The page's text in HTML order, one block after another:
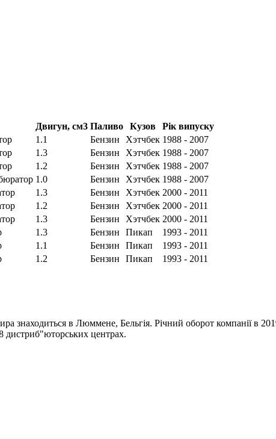
Двигун, см3 Паливо Кузов
Рік випуску
1.1 Бензин Хэтчбек 1988 - 2007
1.3 Бензин Хэтчбек 1988 - 2007
1.2 Бензин Хэтчбек 1988 - 2007
1.0 Бензин Хэтчбек 1988 - 2007
1.3 Бензин Хэтчбек 2000 - 2011
1.2 Бензин Хэтчбек 2000 - 2011
1.3 Бензин Хэтчбек 2000 - 2011
1.3 Бензин Пикап
1993 - 2011
1.1 Бензин Пикап
1993 - 2011
1.2 Бензин Пикап
1993 - 2011
знаходиться в Люммене, Бельгія. Річний оборот компанії в
дистриб"юторських центрах.